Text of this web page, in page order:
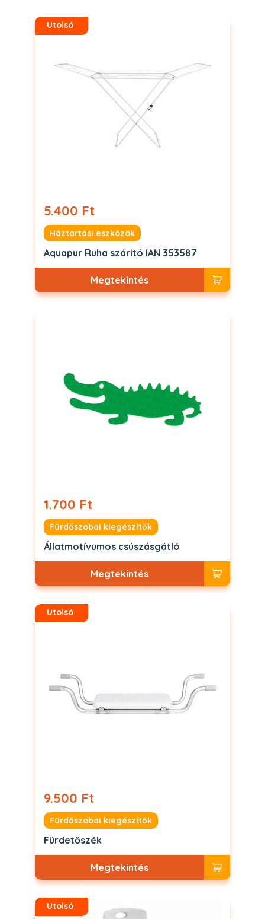
Utolsó
5.400 Ft
Háztartási eszközök
Aquapur Ruha szárító IAN 353587
Megtekintés
1.700 Ft
Fürdőszobai kiegészítők
Állatmotívumos csúszásgátló
Megtekintés
Utolsó
9.500 Ft
Fürdőszobai kiegészítők
Fürdetőszék
Megtekintés
Utolsó